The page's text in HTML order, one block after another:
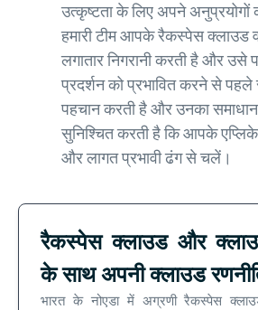
उत्कृष्टता के लिए अपने
हमारी टीम आपके रैकस्पेस क्लाउड
लगातार निगरानी करती है और उसे
प्रदर्शन को प्रभावित करने से पहले
पहचान करती है और उनका
सुनिश्चित करती है कि आपके
और लागत प्रभावी ढंग से चलें।
रैकस्पेस क्लाउड और
के साथ अपनी क्लाउड
भारत के नोएडा में अग्रणी रैकस्पेस